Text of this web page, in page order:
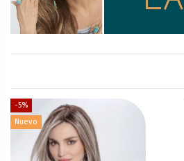
-5%
Nuevo